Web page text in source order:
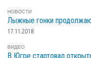
НОВОСТИ
Лыжные гонки
17.11.2018
ВИДЕО
В Югре стартовал